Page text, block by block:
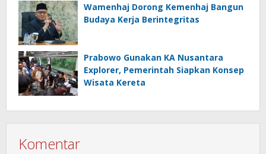
Wamenhaj Dorong Kemenhaj Bangun
Budaya Kerja Berintegritas
Prabowo Gunakan KA Nusantara
Explorer, Pemerintah Siapkan Konsep
Wisata Kereta
Komentar